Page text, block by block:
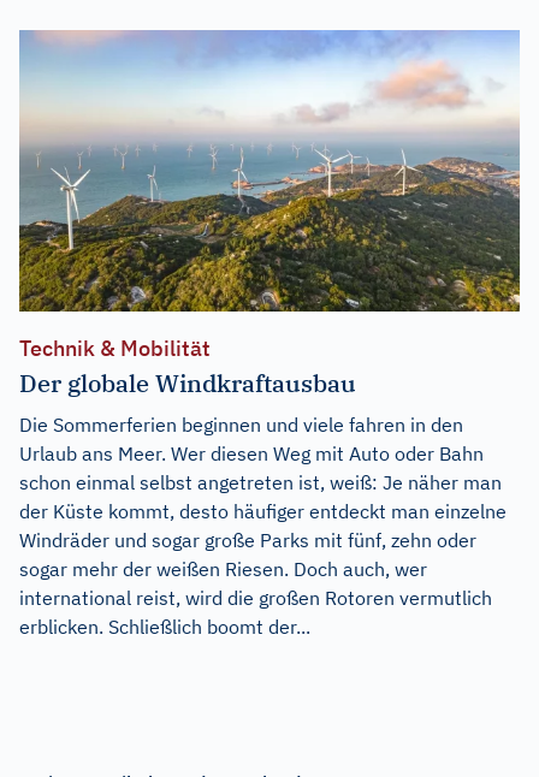
Technik & Mobilität
Der globale Windkraftausbau
Die Sommerferien beginnen und viele fahren in den
Urlaub ans Meer. Wer diesen Weg mit Auto oder Bahn
schon einmal selbst angetreten ist, weiß: Je näher man
der Küste kommt, desto häufiger entdeckt man einzelne
Windräder und sogar große Parks mit fünf, zehn oder
sogar mehr der weißen Riesen. Doch auch, wer
international reist, wird die großen Rotoren vermutlich
erblicken. Schließlich boomt der...